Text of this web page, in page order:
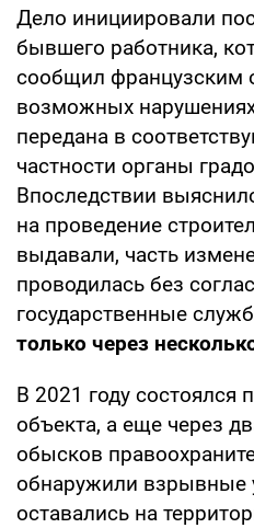
Дело инициировали
бывшего работника,
сообщил французским
возможных
передана в
частности органы
Впоследствии
на проведение
выдавали, часть
проводилась без
государственные
только через
В 2021 году состоялся
объекта, а еще через
обысков
обнаружили взрывные
оставались на